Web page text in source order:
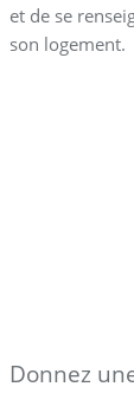
et de se
son logement.
Donnez